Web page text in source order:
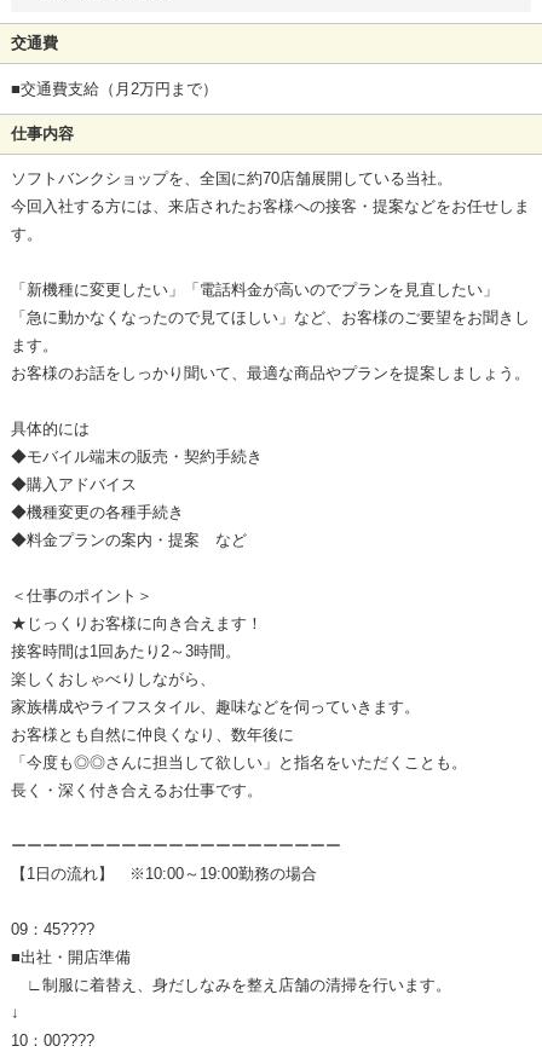
交通費
■交通費支給（月2万円まで）
仕事内容
ソフトバンクショップを、全国に約70店舗展開している当社。
今回入社する方には、来店されたお客様への接客・提案などをお任せしま
す。
「新機種に変更したい」「電話料金が高いのでプランを見直したい」
「急に動かなくなったので見てほしい」など、お客様のご要望をお聞きし
ます。
お客様のお話をしっかり聞いて、最適な商品やプランを提案しましょう。
具体的には
◆モバイル端末の販売・契約手続き
◆購入アドバイス
◆機種変更の各種手続き
◆料金プランの案内・提案 など
＜仕事のポイント＞
★じっくりお客様に向き合えます！
接客時間は1回あたり2～3時間。
楽しくおしゃべりしながら、
家族構成やライフスタイル、趣味などを伺っていきます。
お客様とも自然に仲良くなり、数年後に
「今度も◎◎さんに担当して欲しい」と指名をいただくことも。
長く・深く付き合えるお仕事です。
ーーーーーーーーーーーーーーーーーーーーー
【1日の流れ】 ※10:00～19:00勤務の場合
09：45????
■出社・開店準備
∟制服に着替え、身だしなみを整え店舗の清掃を行います。
↓
10：00????